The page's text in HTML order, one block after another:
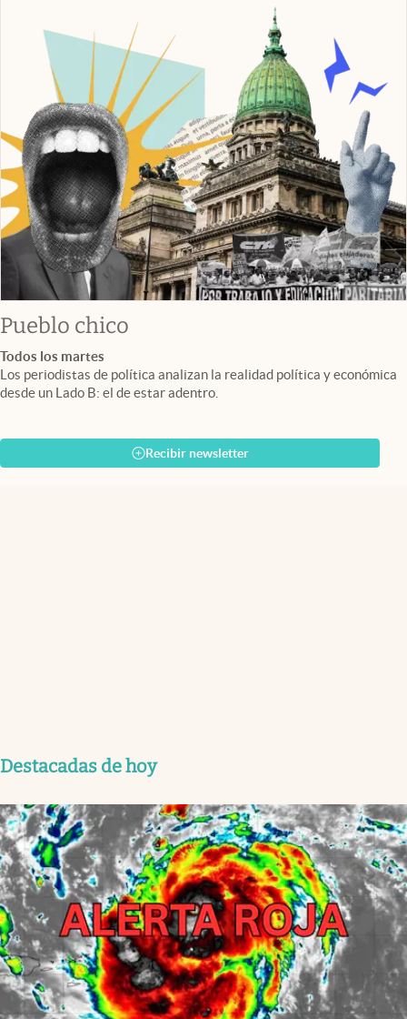
Pueblo chico
Todos los martes
Los periodistas de política analizan la realidad política y económica
desde un Lado B: el de estar adentro.
Recibir newsletter
Destacadas de hoy